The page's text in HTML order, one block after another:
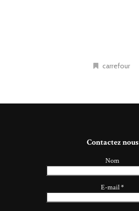
carrefour
Contactez nous
Nom
E-mail*